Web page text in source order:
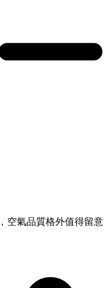
空氣品質格外值得留意